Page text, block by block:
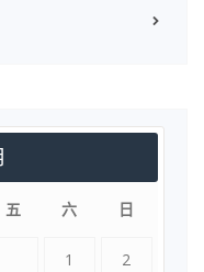
五 六 日
1 2